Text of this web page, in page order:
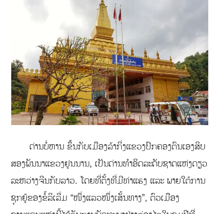
ດ່ານບໍ່ຫານ ຂຶ້ນກັບເມືອງລ້າກິ່ງແຂວງປົກຄອງຕົນເອງສິບ
ສອງພັນນາແຂວງຢູນນານ, ເປັນດ່ານທຳອິດລະດັບຊາດແຫ່ງດຽວ
ລະຫວ່າງຈີນກັບລາວ. ໂດຍທີ່ຕັ້ງທີ່ມີທ່າແຮງ ແລະ ພາຍໃຕ້ການ
ຊຸກຍູ້ຂອງຂໍ້ລິເລີ່ມ “ໜຶ່ງແລວໜຶ່ງເສັ້ນທາງ”, ຕົວເມືອງ